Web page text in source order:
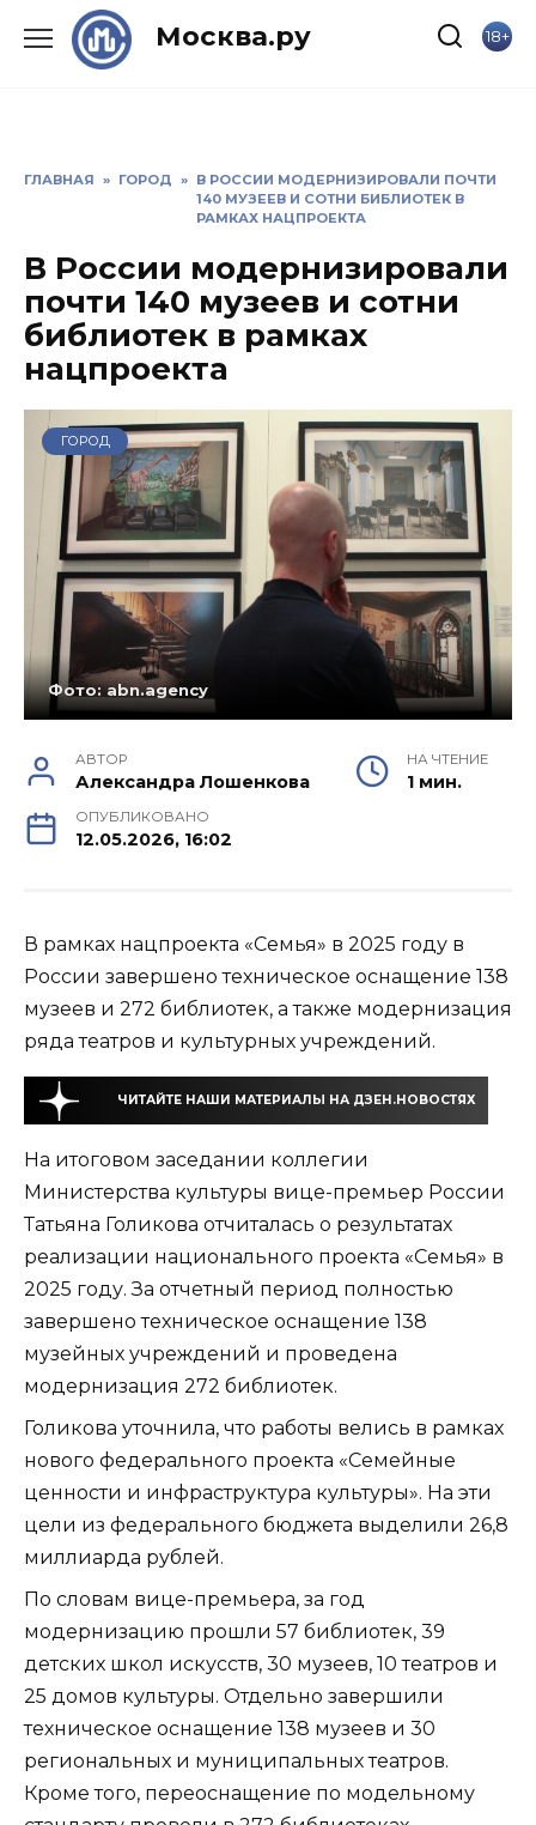
Москва.ру 18+
ГЛАВНАЯ » ГОРОД » В РОССИИ МОДЕРНИЗИРОВАЛИ ПОЧТИ
140 МУЗЕЕВ И СОТНИ БИБЛИОТЕК В
РАМКАХ НАЦПРОЕКТА
В России модернизировали
почти 140 музеев и сотни
библиотек в рамках
нацпроекта
ГОРОД
Фото: abn.agency
АВТОР
Александра Лошенкова
НА ЧТЕНИЕ
1 мин.
ОПУБЛИКОВАНО
12.05.2026, 16:02
В рамках нацпроекта «Семья» в 2025 году в
России завершено техническое оснащение 138
музеев и 272 библиотек, а также модернизация
ряда театров и культурных учреждений.
ЧИТАЙТЕ НАШИ МАТЕРИАЛЫ НА ДЗЕН.НОВОСТЯХ
На итоговом заседании коллегии
Министерства культуры вице-премьер России
Татьяна Голикова отчиталась о результатах
реализации национального проекта «Семья» в
2025 году. За отчетный период полностью
завершено техническое оснащение 138
музейных учреждений и проведена
модернизация 272 библиотек.
Голикова уточнила, что работы велись в рамках
нового федерального проекта «Семейные
ценности и инфраструктура культуры». На эти
цели из федерального бюджета выделили 26,8
миллиарда рублей.
По словам вице-премьера, за год
модернизацию прошли 57 библиотек, 39
детских школ искусств, 30 музеев, 10 театров и
25 домов культуры. Отдельно завершили
техническое оснащение 138 музеев и 30
региональных и муниципальных театров.
Кроме того, переоснащение по модельному